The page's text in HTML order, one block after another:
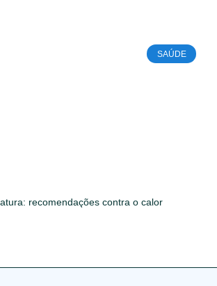
SAÚDE
recomendações contra o calor